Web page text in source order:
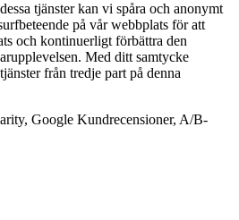
tjänster kan vi spåra och anonymt
på vår webbplats för att
och kontinuerligt förbättra den
Med ditt samtycke
från tredje part på denna
Google Kundrecensioner, A/B-